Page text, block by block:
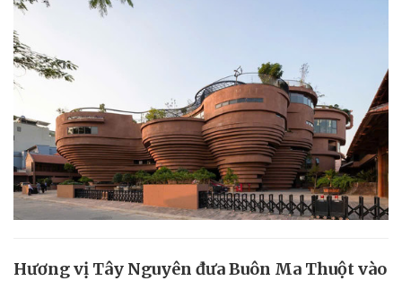
Hương vị Tây Nguyên đưa Buôn Ma Thuột vào